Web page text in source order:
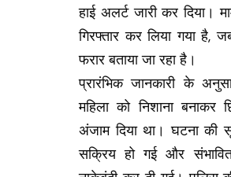
हाई अलर्ट जारी कर दिया।
गिरफ्तार कर लिया गया है,
फरार बताया जा रहा है।
प्रारंभिक जानकारी के
महिला को निशाना बनाकर
अंजाम दिया था। घटना की
सक्रिय हो गई और